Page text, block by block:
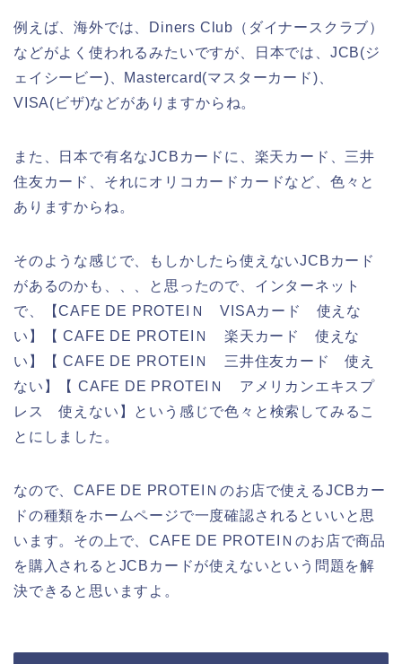
例えば、海外では、Diners Club（ダイナースクラブ）
などがよく使われるみたいですが、日本では、JCB(ジ
ェイシービー)、Mastercard(マスターカード)、
VISA(ビザ)などがありますからね。
また、日本で有名なJCBカードに、楽天カード、三井
住友カード、それにオリコカードカードなど、色々と
ありますからね。
そのような感じで、もしかしたら使えないJCBカード
があるのかも、、、と思ったので、インターネット
で、【CAFE DE PROTEIＮ VISAカード 使えな
い】【 CAFE DE PROTEIＮ 楽天カード 使えな
い】【 CAFE DE PROTEIＮ 三井住友カード 使え
ない】【 CAFE DE PROTEIＮ アメリカンエキスプ
レス 使えない】という感じで色々と検索してみるこ
とにしました。
なので、CAFE DE PROTEIＮのお店で使えるJCBカー
ドの種類をホームページで一度確認されるといいと思
います。その上で、CAFE DE PROTEIＮのお店で商品
を購入されるとJCBカードが使えないという問題を解
決できると思いますよ。